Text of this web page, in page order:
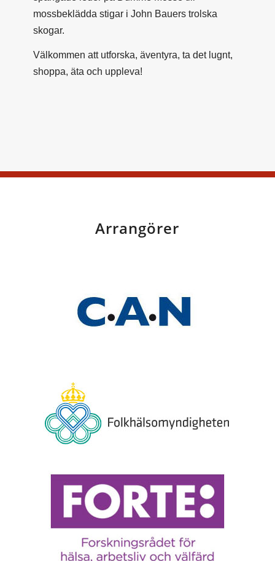
mossbeklädda stigar i John Bauers trolska
skogar.
Välkommen att utforska, äventyra, ta det lugnt,
shoppa, äta och uppleva!
Arrangörer